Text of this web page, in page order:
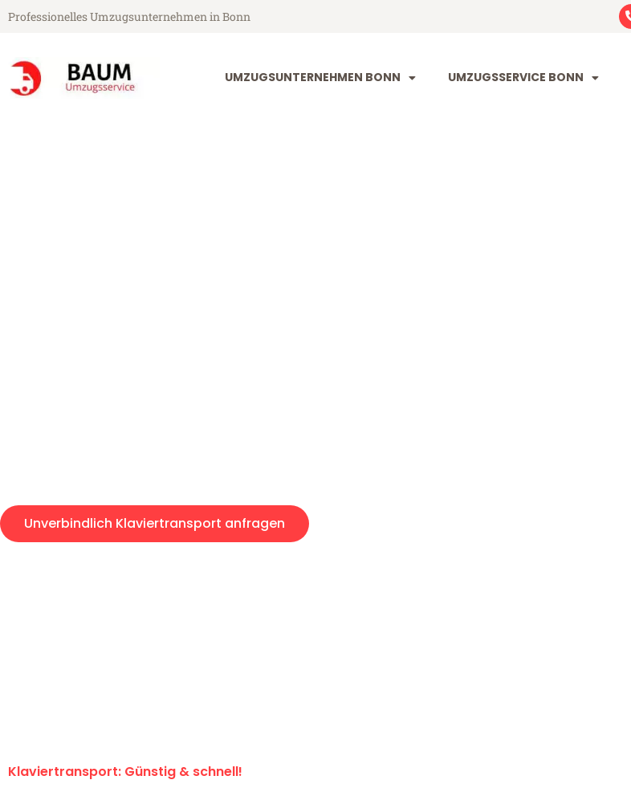
Professionelles Umzugsunternehmen in Bonn
UMZUGSUNTERNEHMEN BONN UMZUGSSERVICE BONN
Unverbindlich Klaviertransport anfragen
Klaviertransport: Günstig & schnell!